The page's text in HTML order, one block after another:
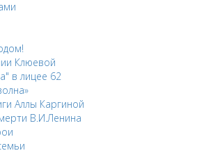
Клюевой
в лицее 62
Аллы Каргиной
В.И.Ленина